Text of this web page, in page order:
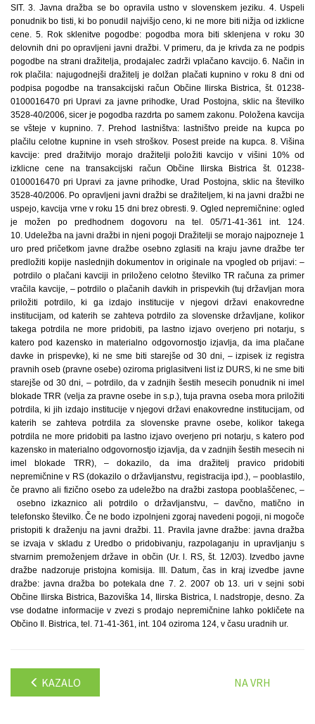
SIT. 3. Javna dražba se bo opravila ustno v slovenskem jeziku. 4. Uspeli
ponudnik bo tisti, ki bo ponudil najvišjo ceno, ki ne more biti nižja od izklicne
cene. 5. Rok sklenitve pogodbe: pogodba mora biti sklenjena v roku 30
delovnih dni po opravljeni javni dražbi. V primeru, da je krivda za ne podpis
pogodbe na strani dražitelja, prodajalec zadrži vplačano kavcijo. 6. Način in
rok plačila: najugodnejši dražitelj je dolžan plačati kupnino v roku 8 dni od
podpisa pogodbe na transakcijski račun Občine Ilirska Bistrica, št. 01238-
0100016470 pri Upravi za javne prihodke, Urad Postojna, sklic na številko
3528-40/2006, sicer je pogodba razdrta po samem zakonu. Položena kavcija
se všteje v kupnino. 7. Prehod lastništva: lastništvo preide na kupca po
plačilu celotne kupnine in vseh stroškov. Posest preide na kupca. 8. Višina
kavcije: pred dražitvijo morajo dražitelji položiti kavcijo v višini 10% od
izklicne cene na transakcijski račun Občine Ilirska Bistrica št. 01238-
0100016470 pri Upravi za javne prihodke, Urad Postojna, sklic na številko
3528-40/2006. Po opravljeni javni dražbi se dražiteljem, ki na javni dražbi ne
uspejo, kavcija vrne v roku 15 dni brez obresti. 9. Ogled nepremičnine: ogled
je možen po predhodnem dogovoru na tel. 05/71-41-361 int. 124.
10. Udeležba na javni dražbi in njeni pogoji Dražitelji se morajo najpozneje 1
uro pred pričetkom javne dražbe osebno zglasiti na kraju javne dražbe ter
predložiti kopije naslednjih dokumentov in originale na vpogled ob prijavi: –
potrdilo o plačani kavciji in priloženo celotno številko TR računa za primer
vračila kavcije, – potrdilo o plačanih davkih in prispevkih (tuj državljan mora
priložiti potrdilo, ki ga izdajo institucije v njegovi državi enakovredne
institucijam, od katerih se zahteva potrdilo za slovenske državljane, kolikor
takega potrdila ne more pridobiti, pa lastno izjavo overjeno pri notarju, s
katero pod kazensko in materialno odgovornostjo izjavlja, da ima plačane
davke in prispevke), ki ne sme biti starejše od 30 dni, – izpisek iz registra
pravnih oseb (pravne osebe) oziroma priglasitveni list iz DURS, ki ne sme biti
starejše od 30 dni, – potrdilo, da v zadnjih šestih mesecih ponudnik ni imel
blokade TRR (velja za pravne osebe in s.p.), tuja pravna oseba mora priložiti
potrdila, ki jih izdajo institucije v njegovi državi enakovredne institucijam, od
katerih se zahteva potrdila za slovenske pravne osebe, kolikor takega
potrdila ne more pridobiti pa lastno izjavo overjeno pri notarju, s katero pod
kazensko in materialno odgovornostjo izjavlja, da v zadnjih šestih mesecih ni
imel blokade TRR), – dokazilo, da ima dražitelj pravico pridobiti
nepremičnine v RS (dokazilo o državljanstvu, registracija ipd.), – pooblastilo,
če pravno ali fizično osebo za udeležbo na dražbi zastopa pooblaščenec, –
osebno izkaznico ali potrdilo o državljanstvu, – davčno, matično in
telefonsko številko. Če ne bodo izpolnjeni zgoraj navedeni pogoji, ni mogoče
pristopiti k draženju na javni dražbi. 11. Pravila javne dražbe: javna dražba
se izvaja v skladu z Uredbo o pridobivanju, razpolaganju in upravljanju s
stvarnim premoženjem države in občin (Ur. l. RS, št. 12/03). Izvedbo javne
dražbe nadzoruje pristojna komisija. III. Datum, čas in kraj izvedbe javne
dražbe: javna dražba bo potekala dne 7. 2. 2007 ob 13. uri v sejni sobi
Občine Ilirska Bistrica, Bazoviška 14, Ilirska Bistrica, I. nadstropje, desno. Za
vse dodatne informacije v zvezi s prodajo nepremičnine lahko pokličete na
Občino Il. Bistrica, tel. 71-41-361, int. 104 oziroma 124, v času uradnih ur.
KAZALO NA VRH